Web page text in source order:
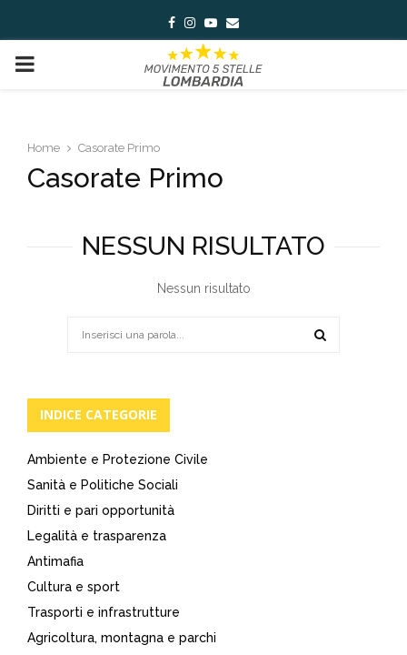
Facebook
Instagram
Youtube
Email
PRIMARY
Home Casorate Primo
Casorate Primo
NESSUN RISULTATO
Nessun risultato
INDICE CATEGORIE
Ambiente e Protezione Civile
Sanità e Politiche Sociali
Diritti e pari opportunità
Legalità e trasparenza
Antimafia
Cultura e sport
Trasporti e infrastrutture
Agricoltura, montagna e parchi